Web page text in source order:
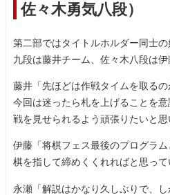
佐々木勇気八段）
第二部ではタイトルホルダー同士
九段は藤井チーム、佐々木八段は伊
藤井「先ほどは作戦タイムを取るの
今回は迷ったら札を上げることを
戦を見せられるよう頑張りたいと思
伊藤「将棋フェス最後のプログラ
棋を指して締めくくれればと思って
永瀬「解説はかなり久しぶりで、